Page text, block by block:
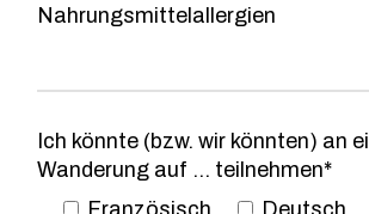
Nahrungsmittelallergien
Ich könnte (bzw. wir könnten) an
Wanderung auf ... teilnehmen*
Französisch
Deutsch